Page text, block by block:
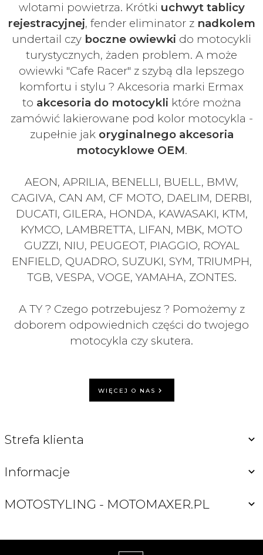
wlotami powietrza. Krótki uchwyt tablicy
rejestracyjnej, fender eliminator z nadkolem
undertail czy boczne owiewki do motocykli
turystycznych, żaden problem. A może
owiewki "Cafe Racer" z szybą dla lepszego
komfortu i stylu ? Akcesoria marki Ermax
to akcesoria do motocykli które można
zamówić lakierowane pod kolor motocykla -
zupełnie jak oryginalnego akcesoria
motocyklowe OEM.
AEON, APRILIA, BENELLI, BUELL, BMW,
CAGIVA, CAN AM, CF MOTO, DAELIM, DERBI,
DUCATI, GILERA, HONDA, KAWASAKI, KTM,
KYMCO, LAMBRETTA, LIFAN, MBK, MOTO
GUZZI, NIU, PEUGEOT, PIAGGIO, ROYAL
ENFIELD, QUADRO, SUZUKI, SYM, TRIUMPH,
TGB, VESPA, VOGE, YAMAHA, ZONTES.
A TY ? Czego potrzebujesz ? Pomożemy z
doborem odpowiednich części do twojego
motocykla czy skutera.
WIĘCEJ O NAS
Strefa klienta
Informacje
MOTOSTYLING - MOTOMAXER.PL